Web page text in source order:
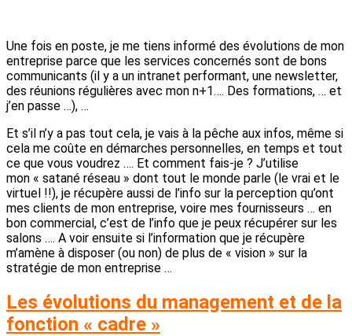
Une fois en poste, je me tiens informé des évolutions de mon
entreprise parce que les services concernés sont de bons
communicants (il y a un intranet performant, une newsletter,
des réunions régulières avec mon n+1…. Des formations, … et
j’en passe …), …
Et s’il n’y a pas tout cela, je vais à la pêche aux infos, même si
cela me coûte en démarches personnelles, en temps et tout
ce que vous voudrez …. Et comment fais-je ? J’utilise
mon « satané réseau » dont tout le monde parle (le vrai et le
virtuel !!), je récupère aussi de l’info sur la perception qu’ont
mes clients de mon entreprise, voire mes fournisseurs … en
bon commercial, c’est de l’info que je peux récupérer sur les
salons …. A voir ensuite si l’information que je récupère
m’amène à disposer (ou non) de plus de « vision » sur la
stratégie de mon entreprise …
Les évolutions du management et de la
fonction « cadre »